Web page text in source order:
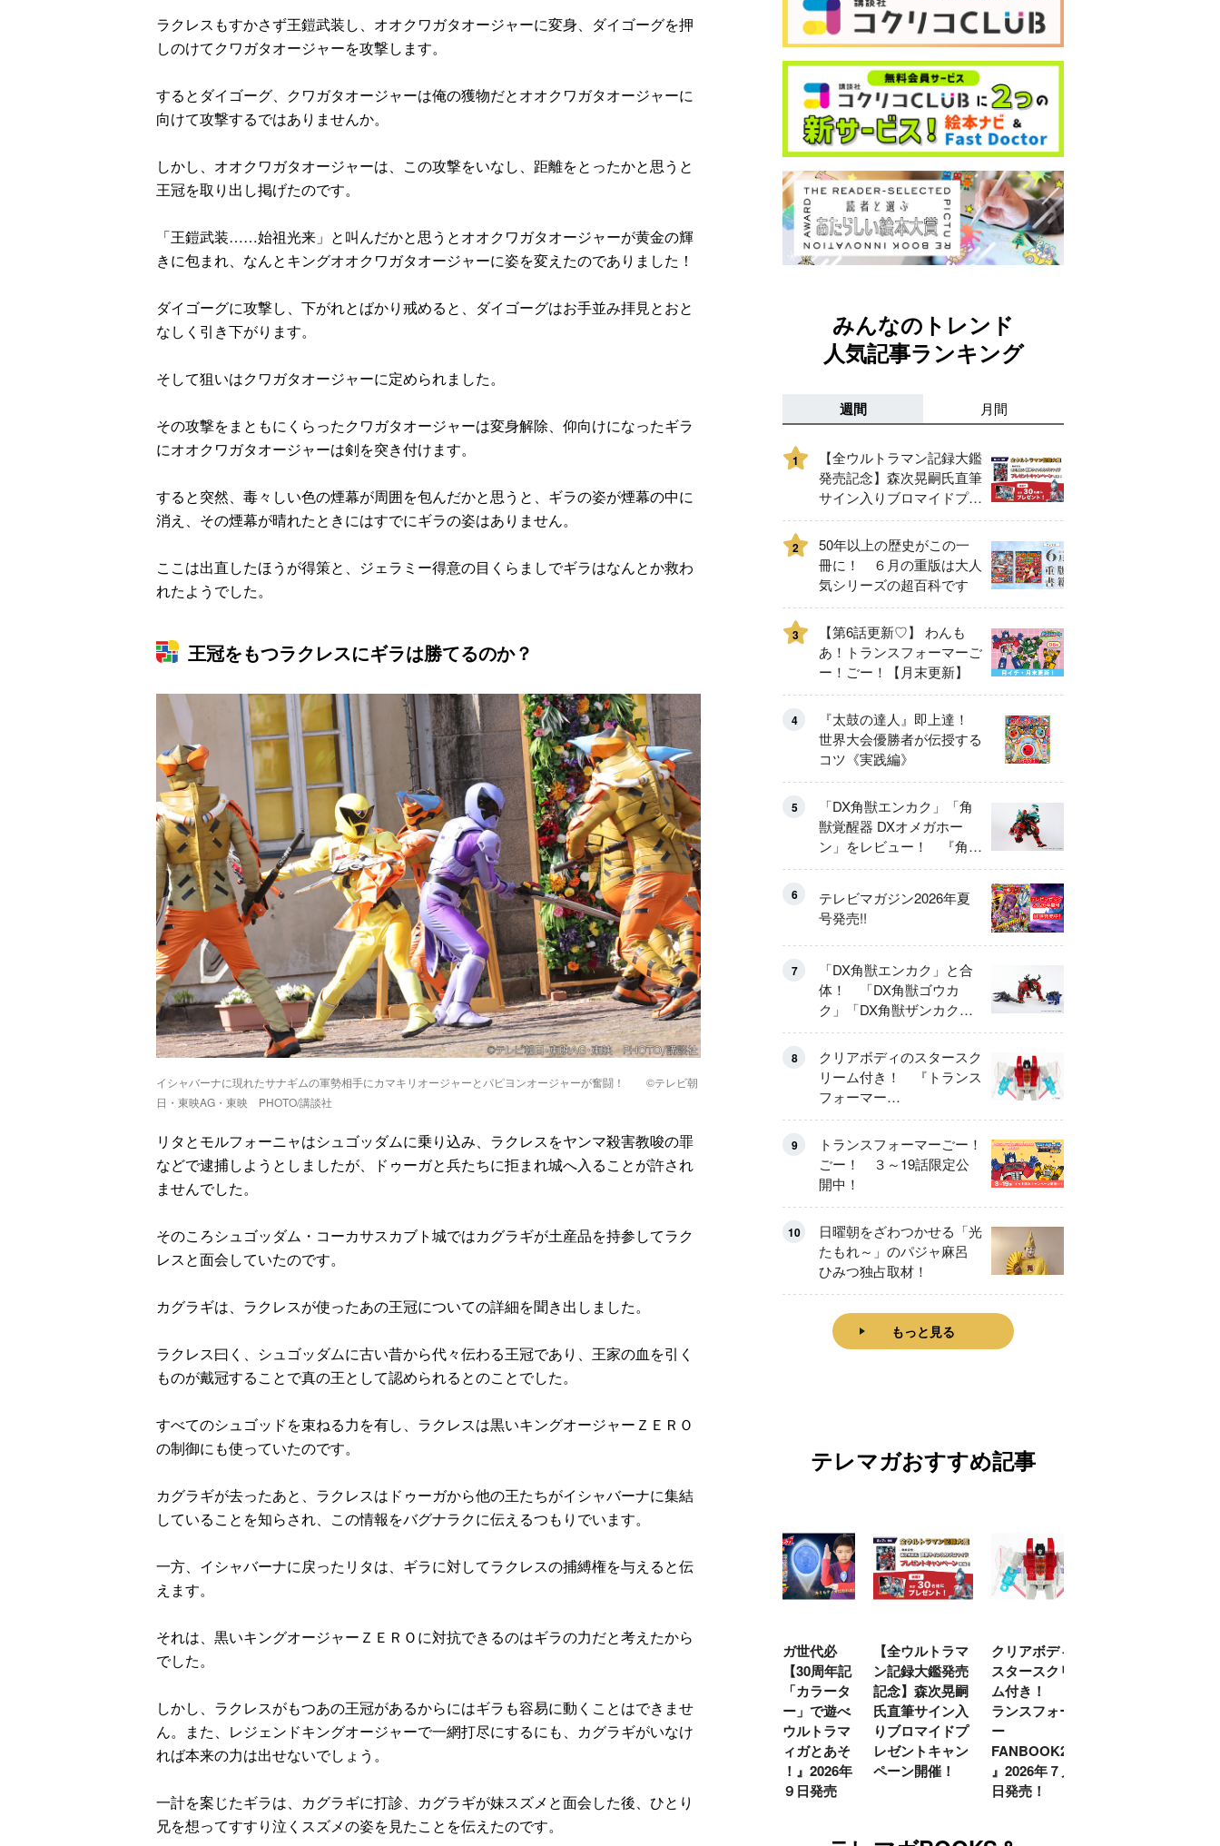
ラクレスもすかさず王鎧武装し、オオクワガタオージャーに変身、ダイゴーグを押
しのけてクワガタオージャーを攻撃します。
するとダイゴーグ、クワガタオージャーは俺の獲物だとオオクワガタオージャーに
向けて攻撃するではありませんか。
しかし、オオクワガタオージャーは、この攻撃をいなし、距離をとったかと思うと
王冠を取り出し掲げたのです。
「王鎧武装……始祖光来」と叫んだかと思うとオオクワガタオージャーが黄金の輝
きに包まれ、なんとキングオオクワガタオージャーに姿を変えたのでありました！
ダイゴーグに攻撃し、下がれとばかり戒めると、ダイゴーグはお手並み拝見とおと
なしく引き下がります。
そして狙いはクワガタオージャーに定められました。
その攻撃をまともにくらったクワガタオージャーは変身解除、仰向けになったギラ
にオオクワガタオージャーは剣を突き付けます。
すると突然、毒々しい色の煙幕が周囲を包んだかと思うと、ギラの姿が煙幕の中に
消え、その煙幕が晴れたときにはすでにギラの姿はありません。
ここは出直したほうが得策と、ジェラミー得意の目くらましでギラはなんとか救わ
れたようでした。
王冠をもつラクレスにギラは勝てるのか？
イシャバーナに現れたサナギムの軍勢相手にカマキリオージャーとパピヨンオージャーが奮闘！ ©テレビ朝
日・東映AG・東映 PHOTO/講談社
リタとモルフォーニャはシュゴッダムに乗り込み、ラクレスをヤンマ殺害教唆の罪
などで逮捕しようとしましたが、ドゥーガと兵たちに拒まれ城へ入ることが許され
ませんでした。
そのころシュゴッダム・コーカサスカブト城ではカグラギが土産品を持参してラク
レスと面会していたのです。
カグラギは、ラクレスが使ったあの王冠についての詳細を聞き出しました。
ラクレス曰く、シュゴッダムに古い昔から代々伝わる王冠であり、王家の血を引く
ものが戴冠することで真の王として認められるとのことでした。
すべてのシュゴッドを束ねる力を有し、ラクレスは黒いキングオージャーＺＥＲＯ
の制御にも使っていたのです。
カグラギが去ったあと、ラクレスはドゥーガから他の王たちがイシャバーナに集結
していることを知らされ、この情報をバグナラクに伝えるつもりでいます。
一方、イシャバーナに戻ったリタは、ギラに対してラクレスの捕縛権を与えると伝
えます。
それは、黒いキングオージャーＺＥＲＯに対抗できるのはギラの力だと考えたから
でした。
しかし、ラクレスがもつあの王冠があるからにはギラも容易に動くことはできませ
ん。また、レジェンドキングオージャーで一網打尽にするにも、カグラギがいなけ
れば本来の力は出せないでしょう。
一計を案じたギラは、カグラギに打診、カグラギが妹スズメと面会した後、ひとり
兄を想ってすすり泣くスズメの姿を見たことを伝えたのです。
みんなのトレンド
人気記事ランキング
週間 月間
1
【全ウルトラマン記録大鑑
発売記念】森次晃嗣氏直筆
サイン入りブロマイドプレ
ゼントキャンペーン開催！
2
50年以上の歴史がこの一
冊に！ ６月の重版は大人
気シリーズの超百科です
3
【第6話更新♡】 わんも
あ！トランスフォーマーご
ー！ごー！【月末更新】
4
『太鼓の達人』即上達！
世界大会優勝者が伝授する
コツ《実践編》
5
「DX角獣エンカク」「角
獣覚醒器 DXオメガホー
ン」をレビュー！ 『角醒
ハンター オメガホーン』
6
テレビマガジン2026年夏
号発売!!
7
「DX角獣エンカク」と合
体！ 「DX角獣ゴウカ
ク」「DX角獣ザンカク」
をレビュー！
8
クリアボディのスタースク
リーム付き！ 『トランス
フォーマー
FANBOOK2026』2026年
７月31日発売！
9
トランスフォーマーごー！
ごー！ ３～19話限定公
開中！
10
日曜朝をざわつかせる「光
たもれ～」のパジャ麻呂
ひみつ独占取材！
もっと見る
テレマガおすすめ記事
【特別編】トラ
ンスフォーマー
【月イチ更新】
【第6話更新
マーごー！ご
ー！【月末更
新】
ウルトラマンシ
セブン＝モロボ
シ・ダンを演じ
仮面ライダー誕
ダー１号＝本郷
猛を演じた藤岡
テレビマガジン
ティガ世代必
見！【30周年記
念】「カラータ
イマー」で遊べ
る『ウルトラマ
ンティガとあそ
ぼう！』2026年
７月９日発売
【全ウルトラマ
ン記録大鑑発売
記念】森次晃嗣
氏直筆サイン入
りブロマイドプ
レゼントキャン
ペーン開催！
クリアボディの
スタースクリー
ム付き！ 『ト
ランスフォーマ
ー
FANBOOK2026
』2026年７月31
日発売！